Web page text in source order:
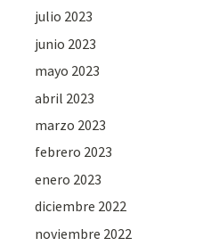
julio 2023
junio 2023
mayo 2023
abril 2023
marzo 2023
febrero 2023
enero 2023
diciembre 2022
noviembre 2022